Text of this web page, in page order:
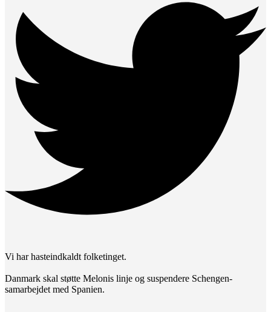
Vi har hasteindkaldt folketinget.
Danmark skal støtte Melonis linje og suspendere Schengen-
samarbejdet med Spanien.